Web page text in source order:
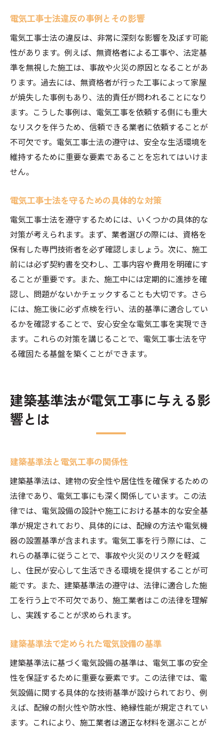
電気工事士法違反の事例とその影響
電気工事士法の違反は、非常に深刻な影響を及ぼす可能
性があります。例えば、無資格者による工事や、法定基
準を無視した施工は、事故や火災の原因となることがあ
ります。過去には、無資格者が行った工事によって家屋
が焼失した事例もあり、法的責任が問われることになり
ます。こうした事例は、電気工事を依頼する側にも重大
なリスクを伴うため、信頼できる業者に依頼することが
不可欠です。電気工事士法の遵守は、安全な生活環境を
維持するために重要な要素であることを忘れてはいけま
せん。
電気工事士法を守るための具体的な対策
電気工事士法を遵守するためには、いくつかの具体的な
対策が考えられます。まず、業者選びの際には、資格を
保有した専門技術者を必ず確認しましょう。次に、施工
前には必ず契約書を交わし、工事内容や費用を明確にす
ることが重要です。また、施工中には定期的に進捗を確
認し、問題がないかチェックすることも大切です。さら
には、施工後に必ず点検を行い、法的基準に適合してい
るかを確認することで、安心安全な電気工事を実現でき
ます。これらの対策を講じることで、電気工事士法を守
る確固たる基盤を築くことができます。
建築基準法が電気工事に与える影
響とは
建築基準法と電気工事の関係性
建築基準法は、建物の安全性や居住性を確保するための
法律であり、電気工事にも深く関係しています。この法
律では、電気設備の設計や施工における基本的な安全基
準が規定されており、具体的には、配線の方法や電気機
器の設置基準が含まれます。電気工事を行う際には、こ
れらの基準に従うことで、事故や火災のリスクを軽減
し、住民が安心して生活できる環境を提供することが可
能です。また、建築基準法の遵守は、法律に適合した施
工を行う上で不可欠であり、施工業者はこの法律を理解
し、実践することが求められます。
建築基準法で定められた電気設備の基準
建築基準法に基づく電気設備の基準は、電気工事の安全
性を保証するために重要な要素です。この法律では、電
気設備に関する具体的な技術基準が設けられており、例
えば、配線の耐火性や防水性、絶縁性能が規定されてい
ます。これにより、施工業者は適正な材料を選ぶことが